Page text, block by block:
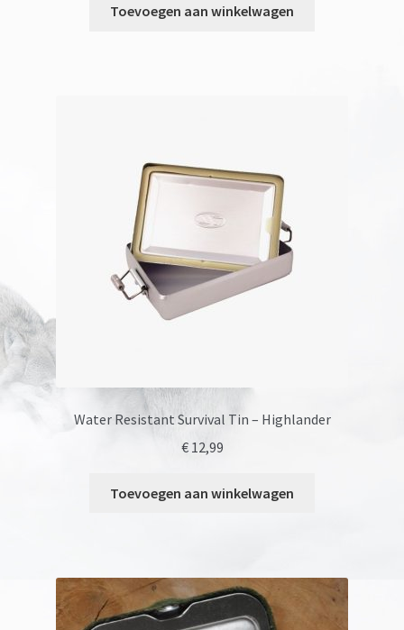
Toevoegen aan winkelwagen
Water Resistant Survival Tin – Highlander
€12,99
Toevoegen aan winkelwagen